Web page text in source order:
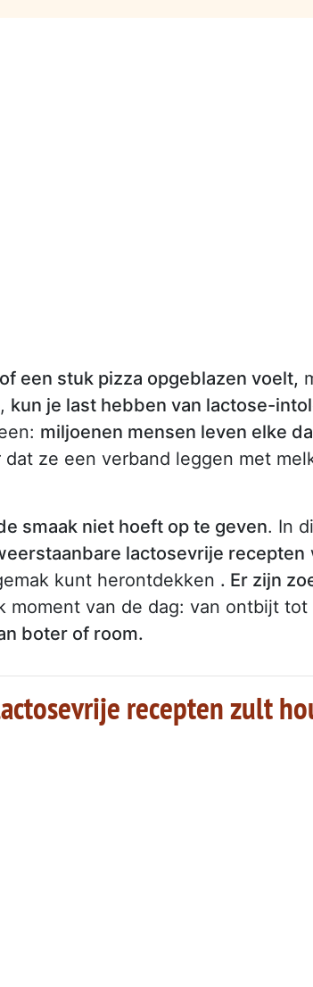
een stuk pizza opgeblazen voelt,
kun je last hebben van lactose-
miljoenen mensen leven elke
dat ze een verband leggen met
smaak niet hoeft op te geven. In
lactosevrije recepten
kunt herontdekken . Er zijn
moment van de dag: van ontbijt
boter of room.
recepten zult